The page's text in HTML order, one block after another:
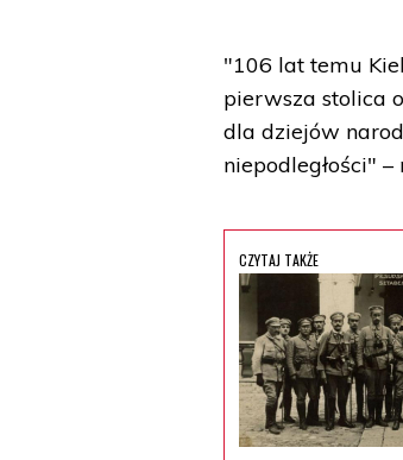
"106 lat temu
pierwsza stolica
dla dziejów
niepodległości" –
CZYTAJ TAKŻE